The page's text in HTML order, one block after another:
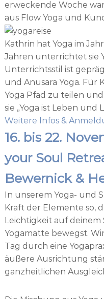
erweckende Woche
aus Flow Yoga und
Kathrin hat Yoga im
Jahren unterrichtet sie
Unterrichtsstil ist
und Anusara Yoga. Für
Yoga Pfad zu teilen
sie „Yoga ist Leben und
Weitere Infos &
16. bis 22.
your Soul
Bewernick &
In unserem Yoga- und
Kraft der Elemente so,
Leichtigkeit auf
Yogamatte bewegst.
Tag durch eine
äußere Ausrichtung
ganzheitlichen